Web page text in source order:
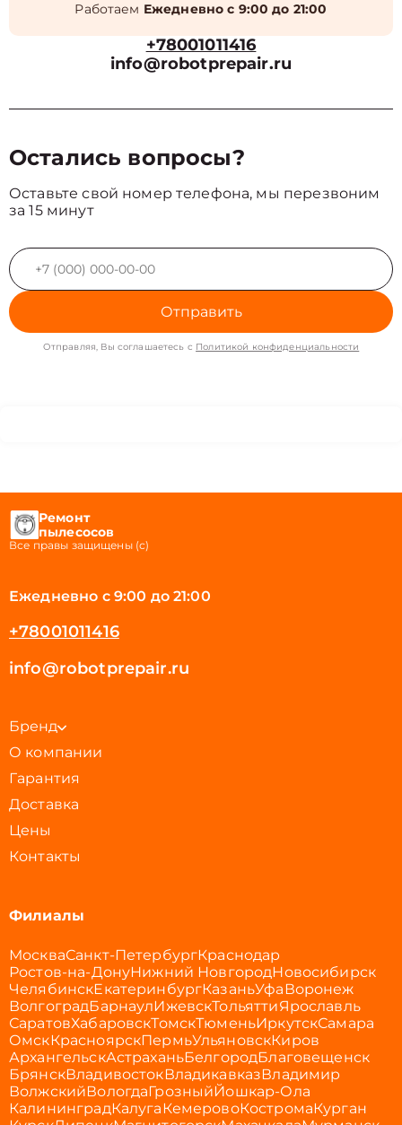
Работаем Ежедневно с 9:00 до 21:00
+78001011416
info@robotprepair.ru
Остались вопросы?
Оставьте свой номер телефона, мы перезвоним
за 15 минут
Отправить
Отправляя, Вы соглашаетесь с Политикой конфиденциальности
Ремонт
пылесосов
Все правы защищены (с)
Ежедневно с 9:00 до 21:00
+78001011416
info@robotprepair.ru
Бренд
О компании
Гарантия
Доставка
Цены
Контакты
Филиалы
МоскваСанкт-ПетербургКраснодар
Ростов-на-ДонуНижний НовгородНовосибирск
ЧелябинскЕкатеринбургКазаньУфаВоронеж
ВолгоградБарнаулИжевскТольяттиЯрославль
СаратовХабаровскТомскТюменьИркутскСамара
ОмскКрасноярскПермьУльяновскКиров
АрхангельскАстраханьБелгородБлаговещенск
БрянскВладивостокВладикавказВладимир
ВолжскийВологдаГрозныйЙошкар-Ола
КалининградКалугаКемеровоКостромаКурган